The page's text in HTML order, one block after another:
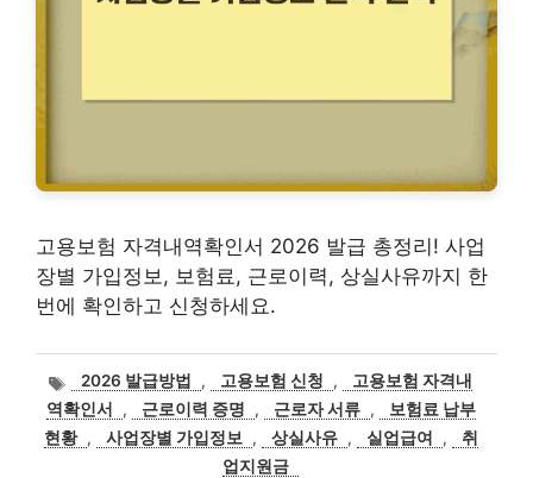
고용보험 자격내역확인서 2026 발급 총정리! 사업
장별 가입정보, 보험료, 근로이력, 상실사유까지 한
번에 확인하고 신청하세요.
태
그
2026 발급방법 , 고용보험 신청 ,
고용보험 자격내
역확인서
, 근로이력 증명 , 근로자 서류 ,
보험료 납부
현황 , 사업장별 가입정보 , 상실사유 , 실업급여 ,
취
업지원금